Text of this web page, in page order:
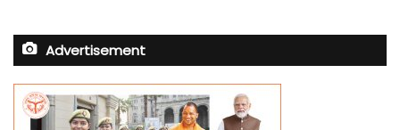
Advertisement